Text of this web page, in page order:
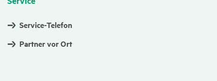
Service-Telefon
Partner vor Ort